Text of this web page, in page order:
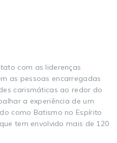
com as liderenças
as pessoas encarregadas
carismáticas ao redor do
a experiência de um
como Batismo no Espírito
tem envolvido mais de 120